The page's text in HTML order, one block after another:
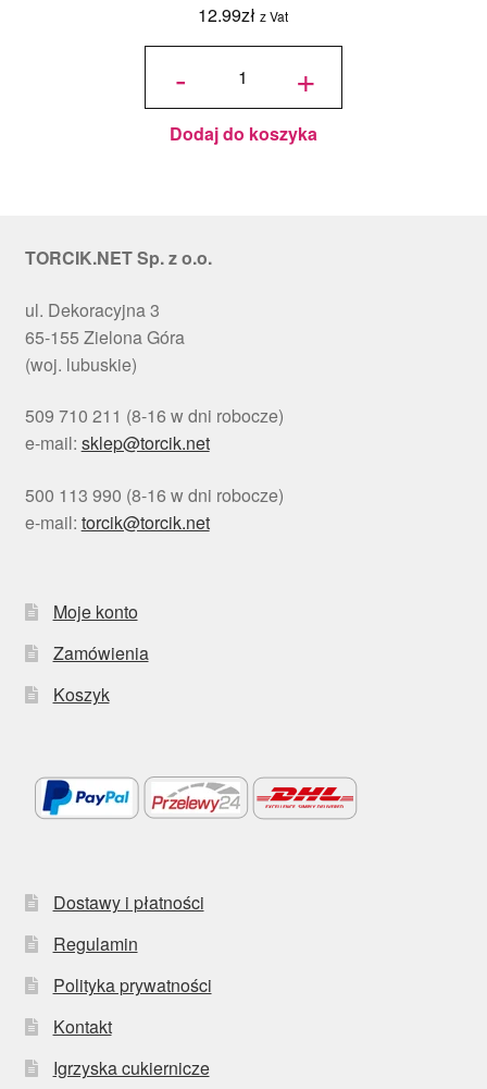
12.99zł z Vat
-
ilość
okrągły
Choinki
Ø 30
cm, h 1
cm - PC
+
Dodaj do koszyka
TORCIK.NET Sp. z o.o.
ul. Dekoracyjna 3
65-155 Zielona Góra
(woj. lubuskie)
509 710 211 (8-16 w dni robocze)
e-mail: sklep@torcik.net
500 113 990 (8-16 w dni robocze)
e-mail: torcik@torcik.net
Moje konto
Zamówienia
Koszyk
Dostawy i płatności
Regulamin
Polityka prywatności
Kontakt
Igrzyska cukiernicze